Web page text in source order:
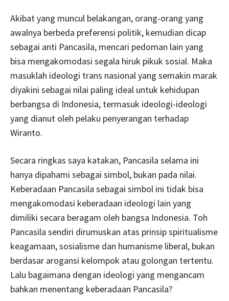
Akibat yang muncul belakangan, orang-orang yang
awalnya berbeda preferensi politik, kemudian dicap
sebagai anti Pancasila, mencari pedoman lain yang
bisa mengakomodasi segala hiruk pikuk sosial. Maka
masuklah ideologi trans nasional yang semakin marak
diyakini sebagai nilai paling ideal untuk kehidupan
berbangsa di Indonesia, termasuk ideologi-ideologi
yang dianut oleh pelaku penyerangan terhadap
Wiranto.
Secara ringkas saya katakan, Pancasila selama ini
hanya dipahami sebagai simbol, bukan pada nilai.
Keberadaan Pancasila sebagai simbol ini tidak bisa
mengakomodasi keberadaan ideologi lain yang
dimiliki secara beragam oleh bangsa Indonesia. Toh
Pancasila sendiri dirumuskan atas prinsip spiritualisme
keagamaan, sosialisme dan humanisme liberal, bukan
berdasar arogansi kelompok atau golongan tertentu.
Lalu bagaimana dengan ideologi yang mengancam
bahkan menentang keberadaan Pancasila?